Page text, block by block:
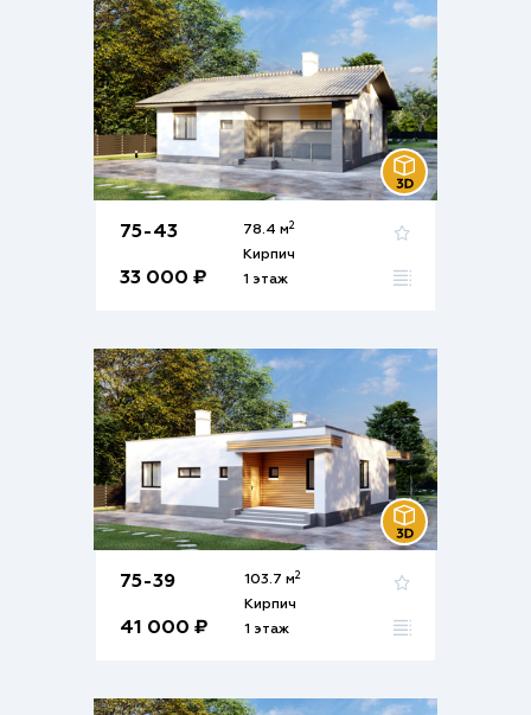
75-43
33 000 ₽
78.4 м2
Кирпич
1 этаж
75-39
41 000 ₽
103.7 м2
Кирпич
1 этаж